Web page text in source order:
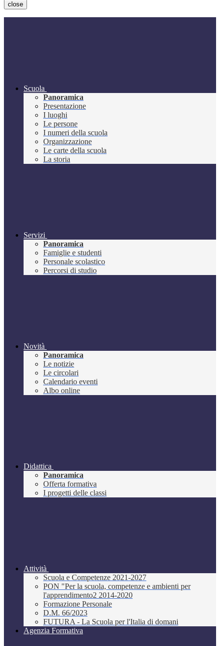
close
Scuola
Panoramica
Presentazione
I luoghi
Le persone
I numeri della scuola
Organizzazione
Le carte della scuola
La storia
Servizi
Panoramica
Famiglie e studenti
Personale scolastico
Percorsi di studio
Novità
Panoramica
Le notizie
Le circolari
Calendario eventi
Albo online
Didattica
Panoramica
Offerta formativa
I progetti delle classi
Attività
Scuola e Competenze 2021-2027
PON "Per la scuola, competenze e ambienti per
l'apprendimento2 2014-2020
Formazione Personale
D.M. 66/2023
FUTURA - La Scuola per l'Italia di domani
Agenzia Formativa